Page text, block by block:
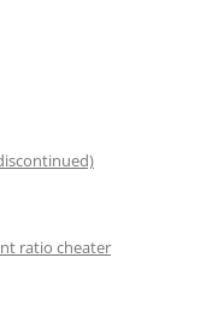
ratio cheater